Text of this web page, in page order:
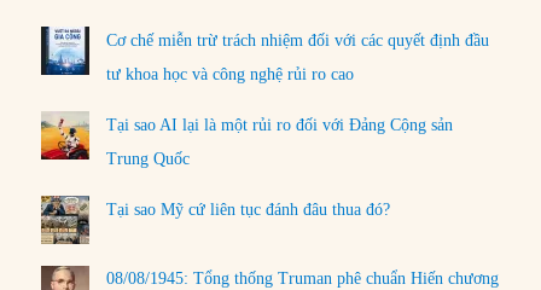
Cơ chế miễn trừ trách nhiệm đối với các quyết định đầu
tư khoa học và công nghệ rủi ro cao
Tại sao AI lại là một rủi ro đối với Đảng Cộng sản
Trung Quốc
Tại sao Mỹ cứ liên tục đánh đâu thua đó?
08/08/1945: Tổng thống Truman phê chuẩn Hiến chương